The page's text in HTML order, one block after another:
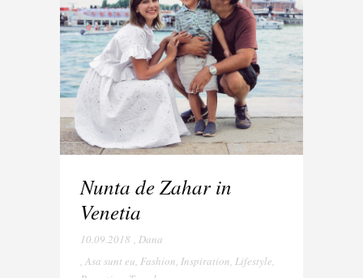
Nunta de Zahar in
Venetia
10.09.2018 , Dana
, Asa sunt eu, Fashion, Inspiration, Lifestyle,